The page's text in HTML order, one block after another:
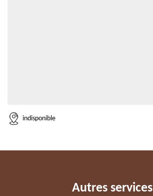
indisponible
Autres services